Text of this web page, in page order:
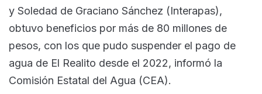
y Soledad de Graciano Sánchez (Interapas),
obtuvo beneficios por más de 80 millones de
pesos, con los que pudo suspender el pago de
agua de El Realito desde el 2022, informó la
Comisión Estatal del Agua (CEA).